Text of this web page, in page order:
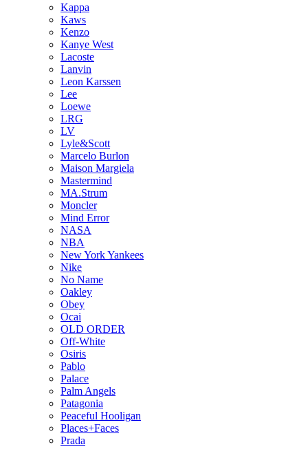
Kappa
Kaws
Kenzo
Kanye West
Lacoste
Lanvin
Leon Karssen
Lee
Loewe
LRG
LV
Lyle&Scott
Marcelo Burlon
Maison Margiela
Mastermind
MA.Strum
Moncler
Mind Error
NASA
NBA
New York Yankees
Nike
No Name
Oakley
Obey
Ocai
OLD ORDER
Off-White
Osiris
Pablo
Palace
Palm Angels
Patagonia
Peaceful Hooligan
Places+Faces
Prada